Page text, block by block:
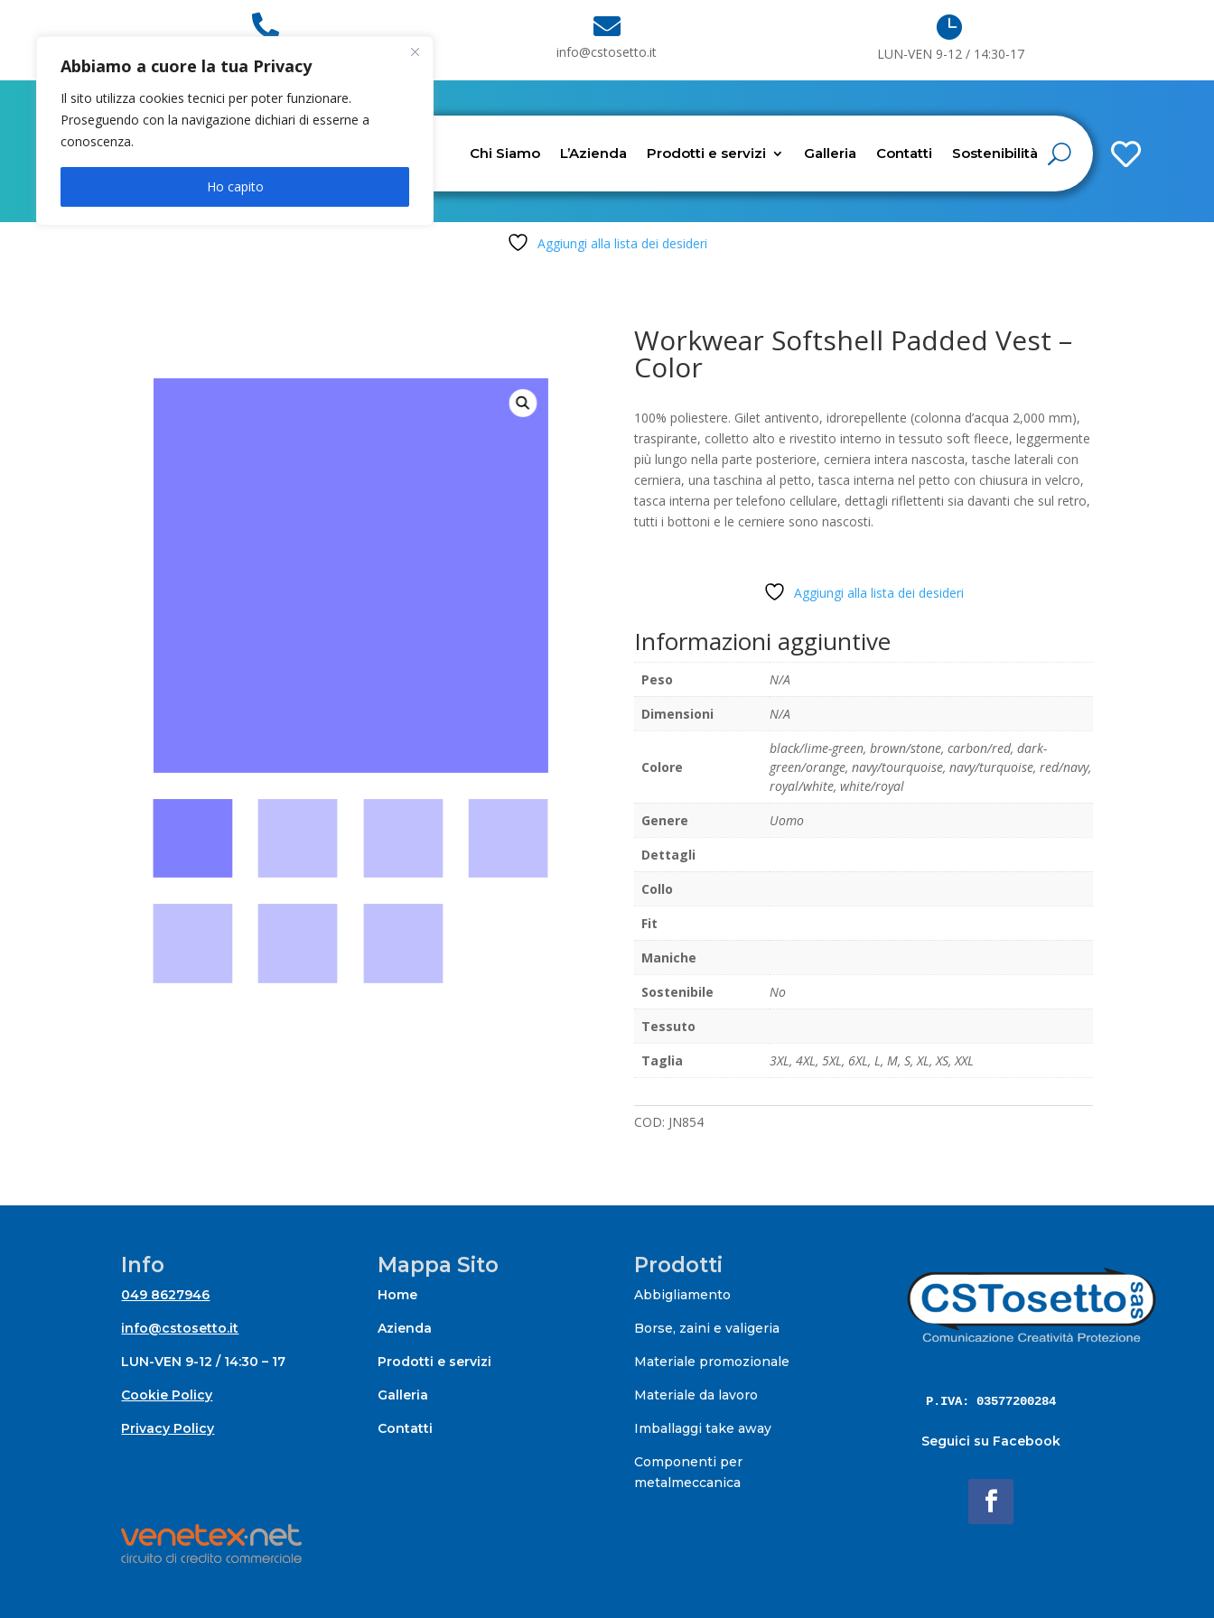
Abbiamo a cuore la tua Privacy
Il sito utilizza cookies tecnici per poter funzionare.
Proseguendo con la navigazione dichiari di esserne a
conoscenza.
Ho capito
 
info@cstosetto.it

LUN-VEN 9-12 / 14:30-17

Chi Siamo L’Azienda Prodotti e servizi Galleria Contatti Sostenibilità
Aggiungi alla lista dei desideri
Workwear Softshell Padded Vest –
Color
100% poliestere. Gilet antivento, idrorepellente (colonna d’acqua 2,000 mm),
traspirante, colletto alto e rivestito interno in tessuto soft fleece, leggermente
più lungo nella parte posteriore, cerniera intera nascosta, tasche laterali con
cerniera, una taschina al petto, tasca interna nel petto con chiusura in velcro,
tasca interna per telefono cellulare, dettagli riflettenti sia davanti che sul retro,
tutti i bottoni e le cerniere sono nascosti.
Aggiungi alla lista dei desideri
Informazioni aggiuntive
Peso
N/A
Dimensioni
N/A
Colore
black/lime-green, brown/stone, carbon/red, dark-
green/orange, navy/tourquoise, navy/turquoise, red/navy,
royal/white, white/royal
Genere
Uomo
Dettagli
Collo
Fit
Maniche
Sostenibile
No
Tessuto
Taglia
3XL, 4XL, 5XL, 6XL, L, M, S,XL,XS,XXL
COD: JN854
Info
049 8627946
info@cstosetto.it
LUN-VEN 9-12 / 14:30 – 17
Cookie Policy
Privacy Policy
Mappa Sito
Home
Azienda
Prodotti e servizi
Galleria
Contatti
Prodotti
Abbigliamento
Borse, zaini e valigeria
Materiale promozionale
Materiale da lavoro
Imballaggi take away
Componenti per
metalmeccanica
P.IVA: 03577200284
Seguici su Facebook